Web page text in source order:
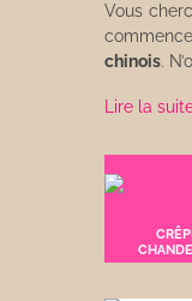
Vous
chinois.
Lire la